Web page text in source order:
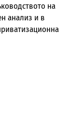
на
анализ и в